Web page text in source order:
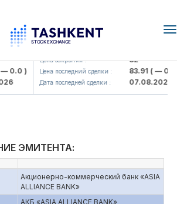
)
KFSK (<Kafolat sug'urta
Цена закрытия : 82
Цена последний сделки : 83.91( — 0.0 )
Дата последней сделки : 07.08.2026
ЭМИТЕНТА:
Акционерно-коммерческий банк «ASIA
ALLIANCE BANK»
АКБ «ASIA ALLIANCE BANK»